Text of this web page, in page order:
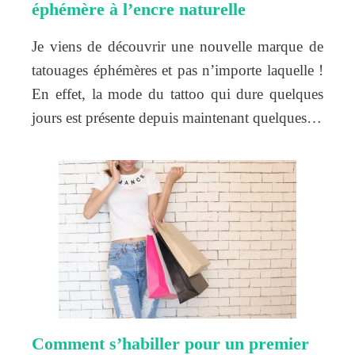
éphémère à l’encre naturelle
Je viens de découvrir une nouvelle marque de
tatouages éphémères et pas n’importe laquelle !
En effet, la mode du tattoo qui dure quelques
jours est présente depuis maintenant quelques…
Comment s’habiller pour un premier